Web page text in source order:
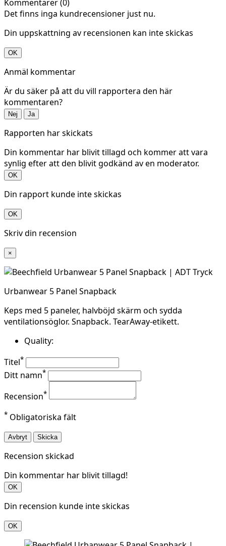
Kommentarer (0)
Det finns inga kundrecensioner just nu.
Din uppskattning av recensionen kan inte skickas
OK
Anmäl kommentar
Är du säker på att du vill rapportera den här
kommentaren?
Nej Ja
Rapporten har skickats
Din kommentar har blivit tillagd och kommer att vara
synlig efter att den blivit godkänd av en moderator.
OK
Din rapport kunde inte skickas
OK
Skriv din recension
×
Urbanwear 5 Panel Snapback
Keps med 5 paneler, halvböjd skärm och sydda
ventilationsöglor. Snapback. TearAway-etikett.
Quality:
Titel*
Ditt namn*
Recension*
* Obligatoriska fält
Avbryt Skicka
Recension skickad
Din kommentar har blivit tillagd!
OK
Din recension kunde inte skickas
OK